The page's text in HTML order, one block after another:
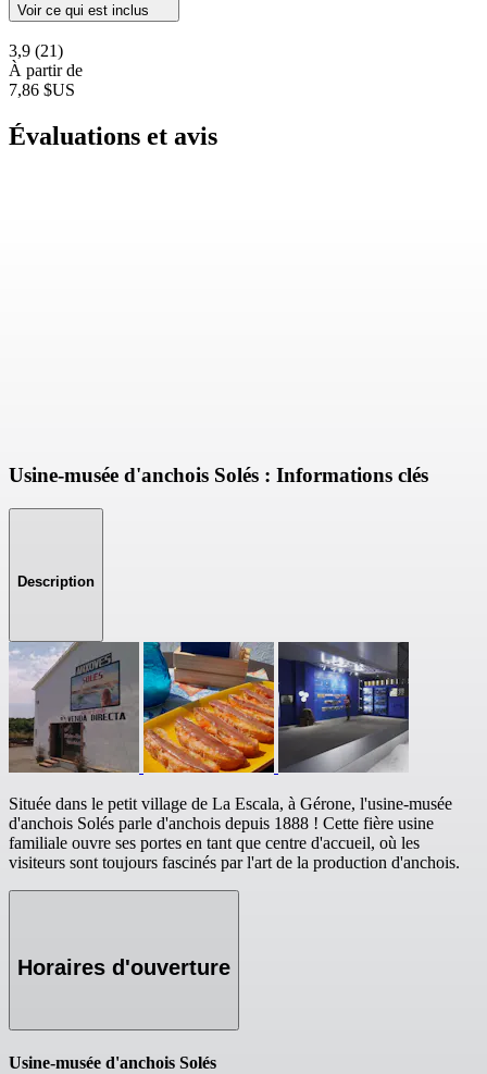
Voir ce qui est inclus
3,9 (21)
À partir de
7,86 $US
Évaluations et avis
Usine-musée d'anchois Solés : Informations clés
Description
Située dans le petit village de La Escala, à Gérone, l'usine-musée
d'anchois Solés parle d'anchois depuis 1888 ! Cette fière usine
familiale ouvre ses portes en tant que centre d'accueil, où les
visiteurs sont toujours fascinés par l'art de la production d'anchois.
Horaires d'ouverture
Usine-musée d'anchois Solés